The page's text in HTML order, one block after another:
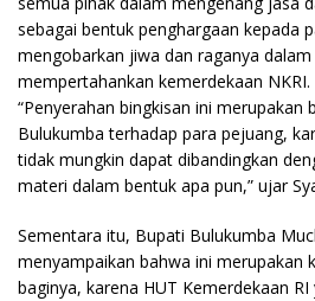
sebagai bentuk penghargaan kepada
mengobarkan jiwa dan raganya
mempertahankan kemerdekaan NKRI.
“Penyerahan bingkisan ini merupakan
Bulukumba terhadap para pejuang,
tidak mungkin dapat dibandingkan
materi dalam bentuk apa pun,” ujar
Sementara itu, Bupati Bulukumba
menyampaikan bahwa ini merupakan
baginya, karena HUT Kemerdekaan